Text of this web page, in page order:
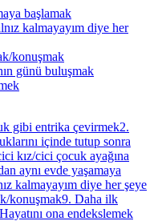
başlamak
kalmayayım diye her
konuşmak
günü buluşmak
gibi entrika çevirmek2.
içinde tutup sonra
kız/cici çocuk ayağına
aynı evde yaşamaya
kalmayayım diye her şeye
konuşmak9. Daha ilk
ona endekslemek